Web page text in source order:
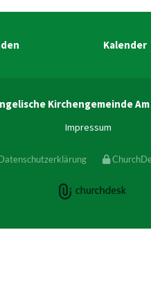
Kalender
Kirchengemeinde
Impressum